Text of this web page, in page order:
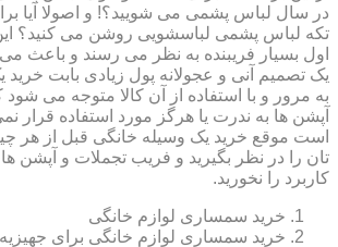
در سال لباس پشمی می شویید؟! و اصولا آیا
تکه لباس پشمی لباسشویی روشن می کنید؟
اول بسیار فریبنده به نظر می رسند و باعث
یک تصمیم آنی و عجولانه پول زیادی بابت خرید
به مرور و با استفاده از آن کالا متوجه می شود
آپشن ها به ندرت یا هرگز مورد استفاده قرار نمی
است موقع خرید یک وسیله خانگی قبل از هر
تان را در نظر بگیرید و فریب تجملات و آپشن
کاربرد را نخورید.
خرید سمساری لوازم خانگی
خرید سمساری لوازم خانگی برای جهیزیه